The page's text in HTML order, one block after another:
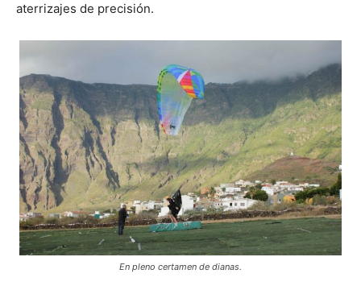
aterrizajes de precisión.
En pleno certamen de dianas.